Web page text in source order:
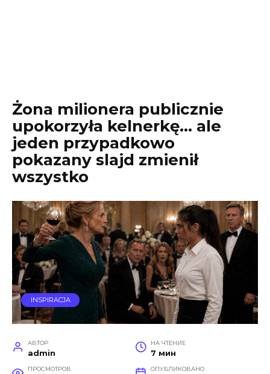
Żona milionera publicznie
upokorzyła kelnerkę… ale
jeden przypadkowo
pokazany slajd zmienił
wszystko
INSPIRACJA
АВТОР
admin
НА ЧТЕНИЕ
7 мин
ПРОСМОТРОВ ОПУБЛИКОВАНО